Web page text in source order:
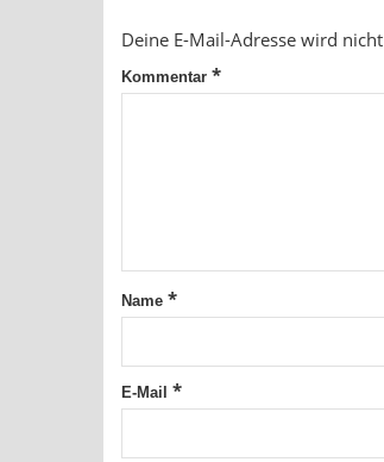
Deine E-Mail-Adresse wird
Kommentar *
Name *
E-Mail *